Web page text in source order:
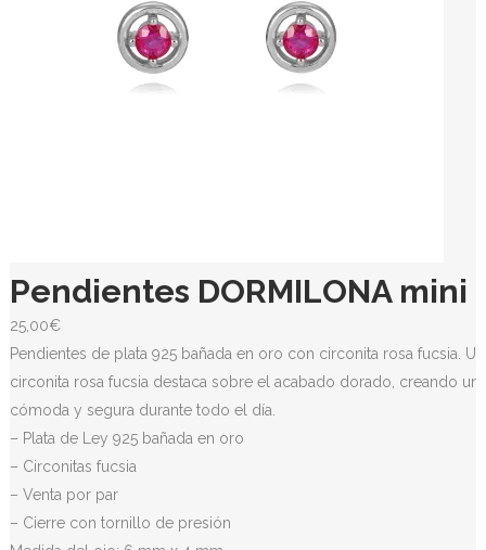
Pendientes DORMILONA mini
25,00€
Pendientes de plata 925 bañada en oro con circonita rosa fucsia.
circonita rosa fucsia destaca sobre el acabado dorado, creando
cómoda y segura durante todo el día.
– Plata de Ley 925 bañada en oro
– Circonitas fucsia
– Venta por par
– Cierre con tornillo de presión